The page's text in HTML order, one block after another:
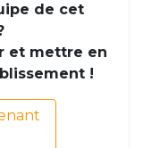
de cet
et mettre en
!